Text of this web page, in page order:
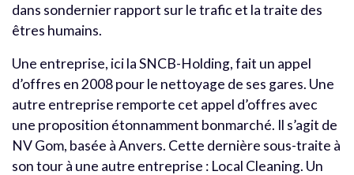
dans sondernier rapport sur le trafic et la traite des
êtres humains.
Une entreprise, ici la SNCB-Holding, fait un appel
d’offres en 2008 pour le nettoyage de ses gares. Une
autre entreprise remporte cet appel d’offres avec
une proposition étonnamment bonmarché. Il s’agit de
NV Gom, basée à Anvers. Cette dernière sous-traite à
son tour à une autre entreprise : Local Cleaning. Un